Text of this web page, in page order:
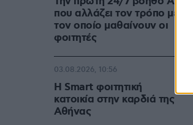
που αλλάζει τον τρόπο με
τον οποίο μαθαίνουν οι
φοιτητές
Η Smart φοιτητική
κατοικία στην καρδιά της
Αθήνας
03.08.2026, 10:56